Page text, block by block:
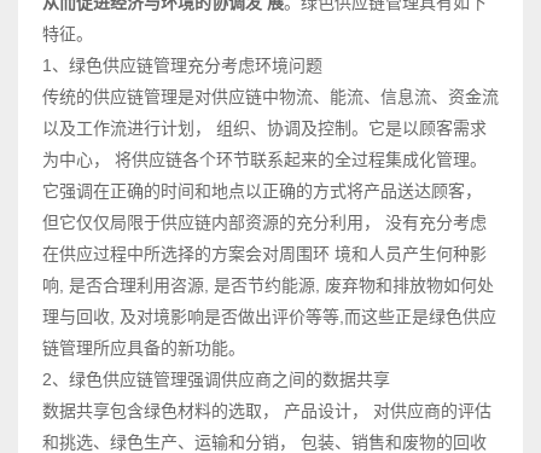
特征。
1、绿色供应链管理充分考虑环境问题
传统的供应链管理是对供应链中物流、能流、信息流、资金流
以及工作流进行计划， 组织、协调及控制。它是以顾客需求
为中心， 将供应链各个环节联系起来的全过程集成化管理。
它强调在正确的时间和地点以正确的方式将产品送达顾客，
但它仅仅局限于供应链内部资源的充分利用， 没有充分考虑
在供应过程中所选择的方案会对周围环 境和人员产生何种影
响, 是否合理利用咨源, 是否节约能源, 废弃物和排放物如何处
理与回收, 及对境影响是否做出评价等等,而这些正是绿色供应
链管理所应具备的新功能。
2、绿色供应链管理强调供应商之间的数据共享
数据共享包含绿色材料的选取， 产品设计， 对供应商的评估
和挑选、绿色生产、运输和分销， 包装、销售和废物的回收